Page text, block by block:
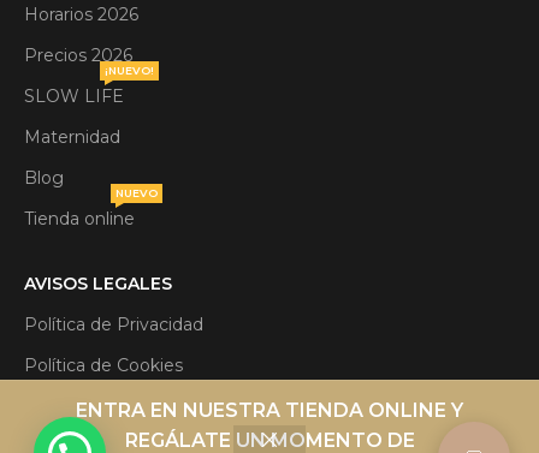
ENTRA EN NUESTRA TIENDA ONLINE Y
REGÁLATE UN MOMENTO DE
Horarios 2026
Precios 2026
SLOW LIFE
¡NUEVO!
Maternidad
Blog
Tienda online
NUEVO
AVISOS LEGALES
Política de Privacidad
Política de Cookies
Aviso Legal
Términos y condiciones